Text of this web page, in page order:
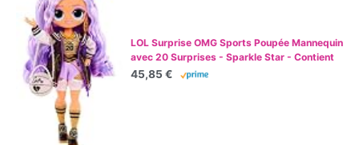
LOL Surprise OMG Sports Poupée Mannequin
avec 20 Surprises - Sparkle Star - Contient
Plusieurs Tenues & Accessoires de Sport - 4
45,85 €